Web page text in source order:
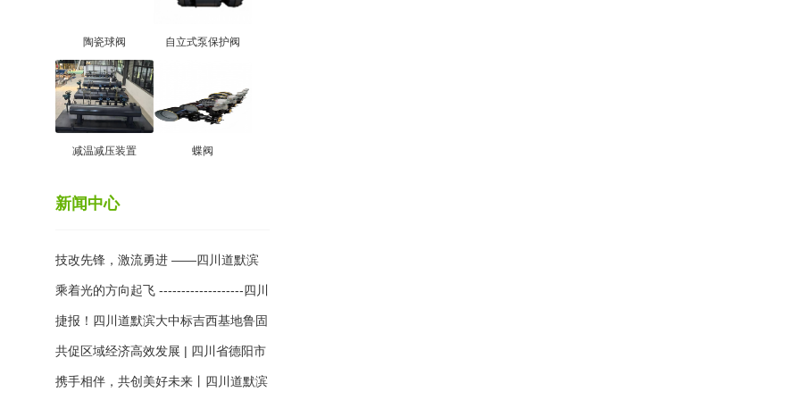
陶瓷球阀 自立式泵保护阀
减温减压装置 蝶阀
新闻中心
技改先锋，激流勇进 ——四川道默滨
大阀门有限公司积极参与行业科技创新
成果交流
乘着光的方向起飞 -------------------四川
道默滨大阀门有限公司参加2024年第
十一届中国国际光热大会圆满落幕
捷报！四川道默滨大中标吉西基地鲁固
直流140万千瓦外送项目
共促区域经济高效发展 | 四川省德阳市
经信局领导到访道默滨大工厂
携手相伴，共创美好未来丨四川道默滨